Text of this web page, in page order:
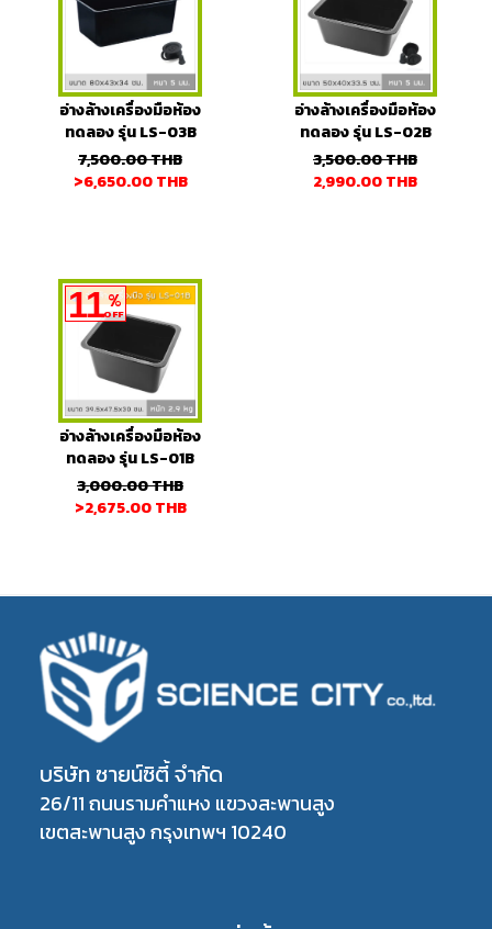
อ่างล้างเครื่องมือห้อง
ทดลอง รุ่น LS-03B
7,500.00THB
>6,650.00THB
อ่างล้างเครื่องมือห้อง
ทดลอง รุ่น LS-02B
3,500.00THB
2,990.00THB
11%
OFF
อ่างล้างเครื่องมือห้อง
ทดลอง รุ่น LS-01B
3,000.00THB
>2,675.00THB
บริษัท ซายน์ซิตี้ จำกัด
26/11 ถนนรามคำแหง แขวงสะพานสูง
เขตสะพานสูง กรุงเทพฯ 10240